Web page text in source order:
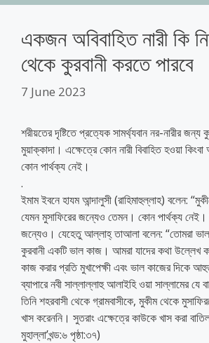
একজন অবিবাহিত নারী কি
থেকে কুরবানী করতে পারবে
7 June 2023
শরীয়তের দৃষ্টিতে প্রত্যেক সামর্থ্যবান নর-নারীর জন্য
মুয়াক্কাদা। এক্ষেত্রে কোন নারী বিবাহিত হওয়া
কোন পার্থক্য নেই।
.
ইমাম ইবনে হাযম আন্দালুসী (রাহিমাহুল্লাহ) বলেন:
যেমন মুসাফিরের জন্যেও তেমন। কোন পার্থক্য নেই।
জন্যেও। যেহেতু আল্লাহ্‌ তাআলা বলেন: “তোমরা ভাল
কুরবানী একটি ভাল কাজ। আমরা যাদের কথা উল্লেখ
কাজ করার প্রতি মুখাপেক্ষী এবং ভাল কাজের দিকে
ব্যাপারে নবী সাল্লাল্লাহু আলাইহি ওয়া সাল্লামের যে
তিনি শহরবাসী থেকে গ্রামবাসীকে, মুকীম থেকে
খাস করেননি। সুতরাং এক্ষেত্রে কাউকে খাস করা
মুহাল্লা’খন্ড:৬ পৃষ্ঠা:৩৭)